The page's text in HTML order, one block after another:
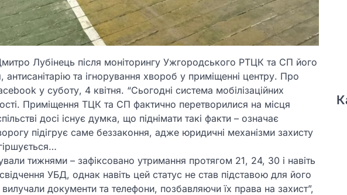
Лубінець після моніторингу Ужгородського РТЦК та СП його
та ігнорування хвороб у приміщенні центру. Про
у суботу, 4 квітня. “Сьогодні система мобілізаційних
Приміщення ТЦК та СП фактично перетворилися на місця
досі існує думка, що піднімати такі факти – означає
підігрує саме беззаконня, адже юридичні механізми захисту
тижнями – зафіксовано утримання протягом 21, 24, 30 і навіть
УБД, однак навіть цей статус не став підставою для його
документи та телефони, позбавляючи їх права на захист”,